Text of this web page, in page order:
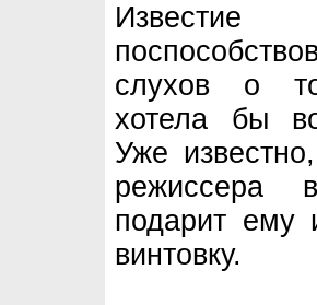
слухов о
хотела бы
Уже
подарит ему
винтовку.